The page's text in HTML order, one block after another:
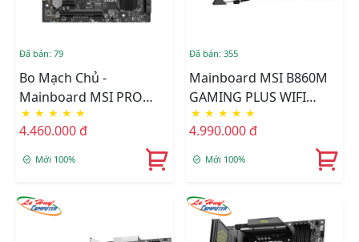
Đã bán: 79
Bo Mạch Chủ -
Mainboard MSI PRO
B860M-C EX DDR5
★ ★ ★ ★ ★
4.460.000 đ
Mới 100%
Đã bán: 355
Mainboard MSI B860M
GAMING PLUS WIFI
DDR5 (Socket 1851)
★ ★ ★ ★ ★
4.990.000 đ
Mới 100%